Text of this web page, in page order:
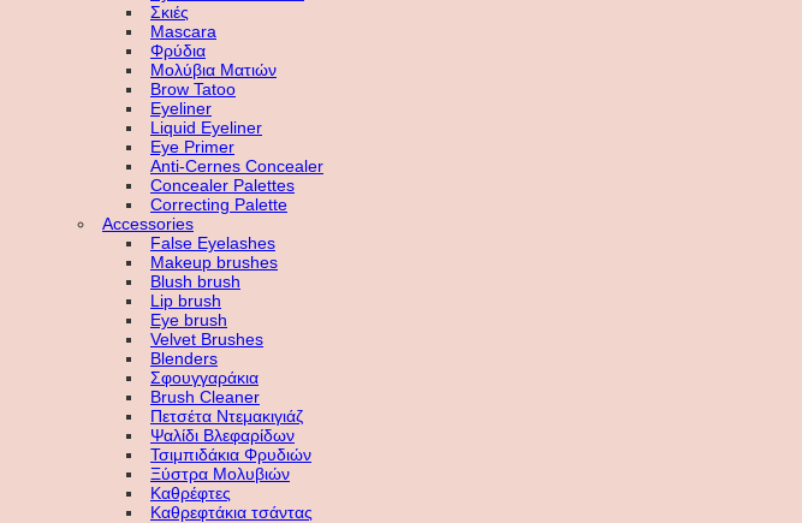
Σκιές
Mascara
Φρύδια
Μολύβια Ματιών
Brow Tatoo
Eyeliner
Liquid Eyeliner
Eye Primer
Anti-Cernes Concealer
Concealer Palettes
Correcting Palette
Accessories
False Eyelashes
Makeup brushes
Blush brush
Lip brush
Eye brush
Velvet Brushes
Blenders
Σφουγγαράκια
Brush Cleaner
Πετσέτα Ντεμακιγιάζ
Ψαλίδι Βλεφαρίδων
Τσιμπιδάκια Φρυδιών
Ξύστρα Μολυβιών
Καθρέφτες
Καθρεφτάκια τσάντας